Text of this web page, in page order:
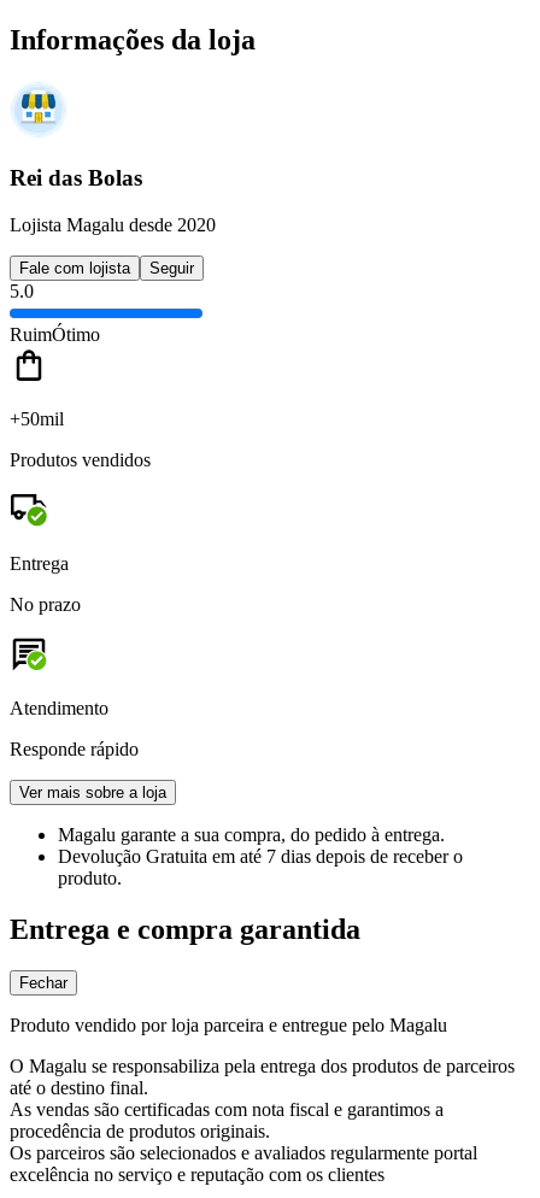
Informações da loja
Rei das Bolas
Lojista Magalu desde 2020
Fale com lojista Seguir
5.0
RuimÓtimo
+50mil
Produtos vendidos
Entrega
No prazo
Atendimento
Responde rápido
Ver mais sobre a loja
Magalu garante a sua compra, do pedido à entrega.
Devolução Gratuita em até 7 dias depois de receber o
produto.
Entrega e compra garantida
Fechar
Produto vendido por loja parceira e entregue pelo Magalu
O Magalu se responsabiliza pela entrega dos produtos de parceiros
até o destino final.
As vendas são certificadas com nota fiscal e garantimos a
procedência de produtos originais.
Os parceiros são selecionados e avaliados regularmente portal
excelência no serviço e reputação com os clientes